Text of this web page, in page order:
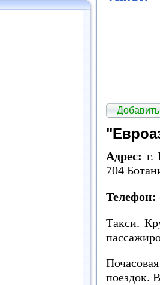
Добавить
Адрес: г.
704
Телефон:
Такси.
поездок.